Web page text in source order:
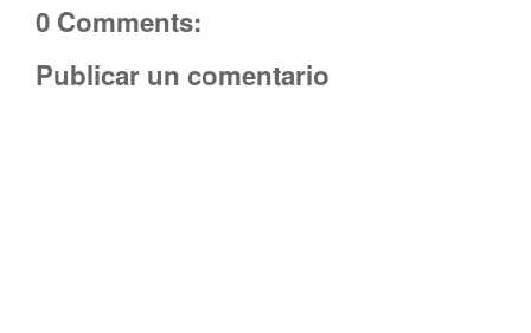
0 Comments:
Publicar un comentario